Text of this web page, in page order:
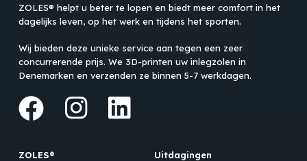
ZOLES® helpt u beter te lopen en biedt meer comfort in het
dagelijks leven, op het werk en tijdens het sporten.
Wij bieden deze unieke service aan tegen een zeer
concurrerende prijs. We 3D-printen uw inlegzolen in
Denemarken en verzenden ze binnen 5-7 werkdagen.
ZOLES®
Uitdagingen